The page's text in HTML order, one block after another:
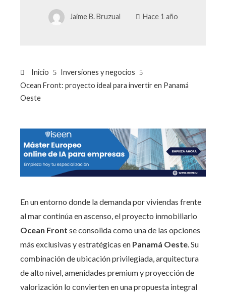
Jaime B. Bruzual Hace 1 año
Inicio
Inversiones y negocios
Ocean Front: proyecto ideal para invertir en Panamá
Oeste
En un entorno donde la demanda por viviendas frente
al mar continúa en ascenso, el proyecto inmobiliario
Ocean Front se consolida como una de las opciones
más exclusivas y estratégicas en Panamá Oeste . Su
combinación de ubicación privilegiada, arquitectura
de alto nivel, amenidades premium y proyección de
valorización lo convierten en una propuesta integral